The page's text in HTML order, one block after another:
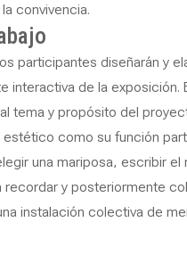
convivencia.
participantes diseñarán y
interactiva de la exposición.
tema y propósito del
como su función
una mariposa, escribir
recordar y posteriormente
instalación colectiva de